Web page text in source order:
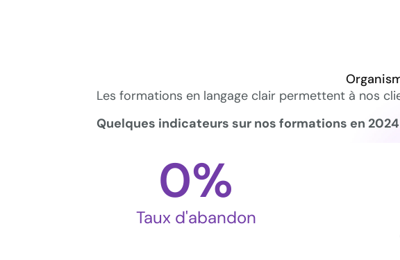
Les formations en langage clair permettent à nos
Quelques indicateurs sur nos formations en
Taux d'abandon
0%